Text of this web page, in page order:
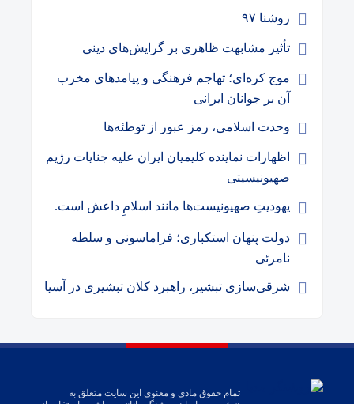
روشنا ۹۷
تأثیر مشابهت ظاهری بر گرایش‌های دینی
موج کره‌ای؛ تهاجم فرهنگی و پیامدهای مخرب
آن بر جوانان ایرانی
وحدت اسلامی، رمز عبور از توطئه‌ها
اظهارات نماینده کلیمیان ایران علیه جنایات رژیم
صهیونیسیتی
یهودیتِ صهیونیست‌ها مانند اسلامِ داعش است.
دولت پنهان استکباری؛ فراماسونی و سلطه
نامرئی
شرقی‌سازی تبشیر، راهبرد کلان تبشیری در آسیا
تمام حقوق مادی و معنوی این سایت متعلق به